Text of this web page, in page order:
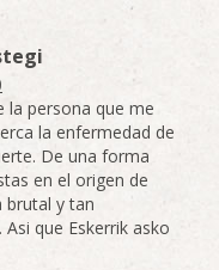
la persona que me
la enfermedad de
De una forma
en el origen de
brutal y tan
que Eskerrik asko